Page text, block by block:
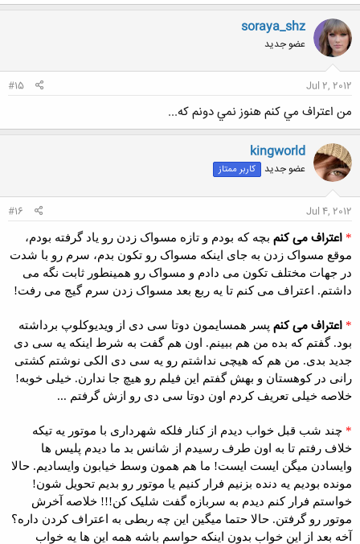
soraya_shz
عضو جدید
Jul 2, 2012
#15
من اعتراف مي كنم هنوز نمي دونم كه...
kingworld
عضو جدید کاربر ممتاز
Jul 4, 2012
#16
* اعتراف می کنم بچه که بودم و تازه مسواک زدن رو یاد گرفته بودم،
موقع مسواک زدن به جای اینکه مسواک رو تکون بدم، سرم رو با شدت
در جهات مختلف تکون می دادم و مسواک رو همینطور ثابت نگه می
داشتم. اعتراف می کنم تا یه ربع بعد مسواک زدن سرم گیج می رفت!
* اعتراف می کنم پسر همسایمون دوتا سی دی از ویدیوکلوپ برداشته
بود. گفتم که بده من هم ببینم. اون هم گفت به شرط اینکه یه سی دی
جدید بدی. من هم که هیچی نداشتم رو یه سی دی الکی نوشتم کشتی
رانی در کوهستان و بهش گفتم این فیلم رو هیچ جا ندارن. خیلی خوبه!
خلاصه خیلی تعریف کردم اون دوتا سی دی رو ازش گرفتم ...
* چند شب قبل خواب دیدم از کنار فلکه شهرداری با موتور یه تیکه
خلاف رفتم تا به اون طرف رسیدم از شانس بد ما دیدم پلیس ها
وایسادن میگن ایست ایست! ما هم همون وسط خیابون وایسادیم. حالا
مونده بودیم یه دنده بزنیم فرار کنیم یا موتور رو بدیم تحویل شون!
خواستم فرار کنم دیدم به سربازه گفت شلیک کن!!! خلاصه آخرش
موتور رو گرفتن. حالا حتما میگین این چه ربطی به اعتراف کردن داره؟
آخه بعد از این خواب بدون اینکه حواسم باشه همه این ها یه خواب